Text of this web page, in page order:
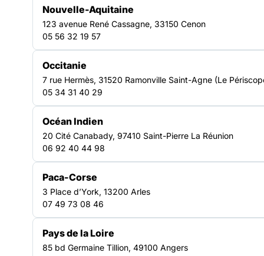
d’échanger avec les différentes personnes ayant participé à
des projets culturels. En interviewant personnes
accompagnées et professionnel.le.s, il nous éclaire sur
l’impact que la culture peut avoir sur chacun.e d’entre nous,
sur les parcours d’accompagnement et sur la vie de nos
structures.
Nouvelle-Aquitaine
123 avenue René Cassagne, 33150 Cenon
05 56 32 19 57
Occitanie
7 rue Hermès, 31520 Ramonville Saint-Agne (Le
05 34 31 40 29
Océan Indien
20 Cité Canabady, 97410 Saint-Pierre La Réunion
06 92 40 44 98
Paca-Corse
3 Place d’York, 13200 Arles
07 49 73 08 46
Pays de la Loire
85 bd Germaine Tillion, 49100 Angers